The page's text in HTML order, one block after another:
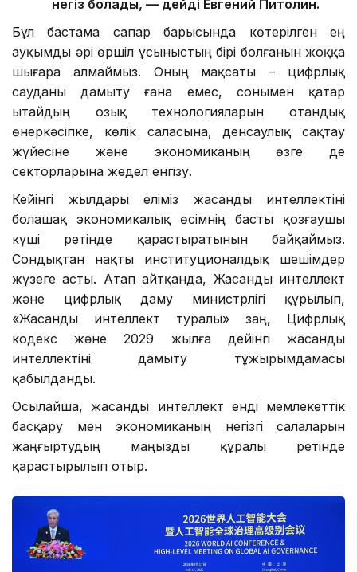
негіз болады, — дейді Евгений Питолин.
Бұл бастама сапар барысында көтерілген ең
ауқымды әрі өршіл ұсыныстың бірі болғанын жоққа
шығара алмаймыз. Оның мақсаты – цифрлық
сауданы дамыту ғана емес, сонымен қатар
Қытайдың озық технологияларын отандық
өнеркәсіпке, көлік саласына, денсаулық сақтау
жүйесіне және экономиканың өзге де
секторларына жедел енгізу.
Кейінгі жылдары еліміз жасанды интеллектіні
болашақ экономикалық өсімнің басты қозғаушы
күші ретінде қарастыратынын байқаймыз.
Сондықтан нақты институционалдық шешімдер
жүзеге асты. Атап айтқанда, Жасанды интеллект
және цифрлық даму министрлігі құрылып,
«Жасанды интеллект туралы» заң, Цифрлық
кодекс және 2029 жылға дейінгі жасанды
интеллектіні дамыту тұжырымдамасы
қабылданды.
Осылайша, жасанды интеллект енді мемлекеттік
басқару мен экономиканың негізгі салаларын
жаңғыртудың маңызды құралы ретінде
қарастырылып отыр.